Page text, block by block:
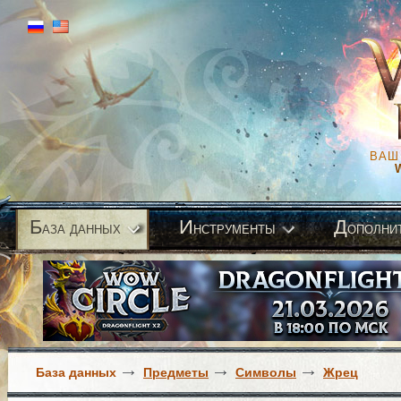
ВАШ
База данных Инструменты Д
База данных Предметы Символы Жрец